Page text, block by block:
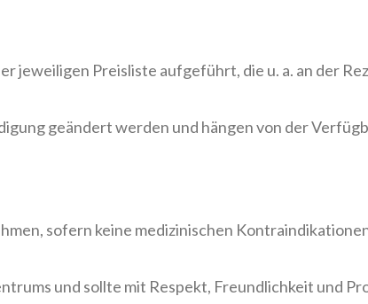
jeweiligen Preisliste aufgeführt, die u. a. an der
geändert werden und hängen von der
sofern keine medizinischen
und sollte mit Respekt, Freundlichkeit und